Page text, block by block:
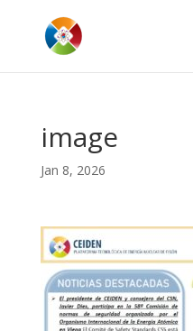
image
Jan 8, 2026